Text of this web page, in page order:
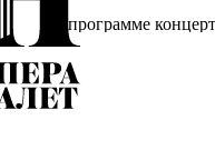
В программе
стихи известных
Объединившее
искусство стало